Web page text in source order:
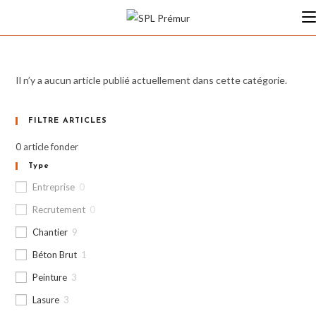
Il n’y a aucun article publié actuellement dans cette catégorie.
FILTRE ARTICLES
0 article fonder
Type
Entreprise 0
Recrutement 0
Chantier 9
Béton Brut 1
Peinture 3
Lasure 3